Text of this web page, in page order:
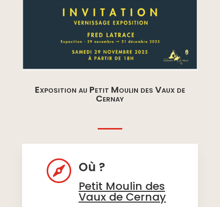
Exposition au Petit Moulin des Vaux de
Cernay
 Où ?
Petit Moulin des
Vaux de Cernay